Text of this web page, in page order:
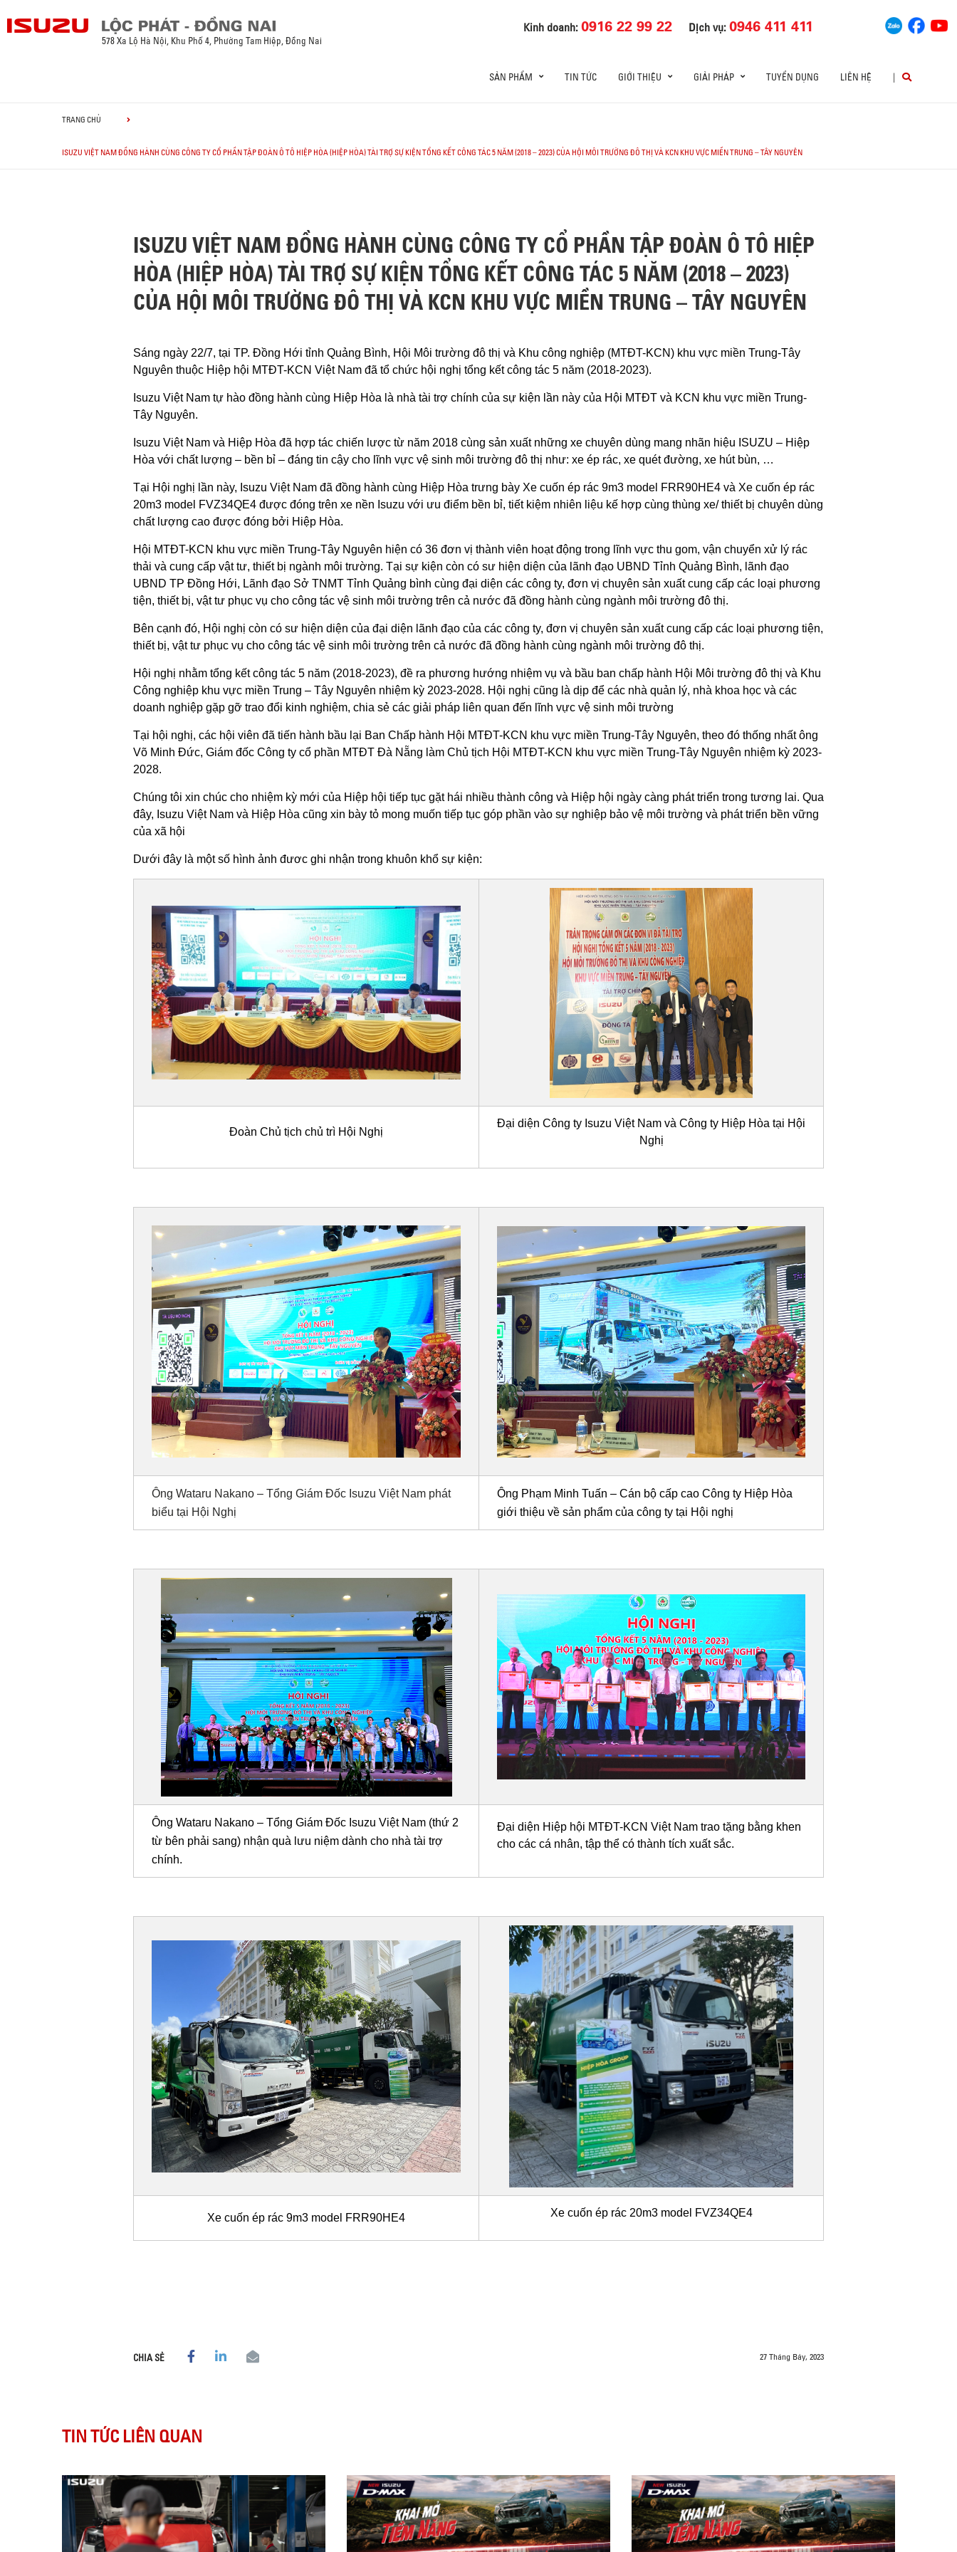
Kinh doanh:0916 22 99 22 Dịch vụ:0946 411 411
578 Xa Lộ Hà Nội, Khu Phố 4, Phường Tam Hiệp, Đồng Nai
SẢN PHẨM TIN TỨC GIỚI THIỆU GIẢI PHÁP TUYỂN DỤNG LIÊN HỆ |
TRANG CHỦ
ISUZU VIỆT NAM ĐỒNG HÀNH CÙNG CÔNG TY CỔ PHẦN TẬP ĐOÀN Ô TÔ HIỆP HÒA (HIỆP HÒA) TÀI TRỢ SỰ KIỆN TỔNG KẾT CÔNG TÁC 5 NĂM (2018 – 2023) CỦA HỘI MÔI TRƯỜNG ĐÔ THỊ VÀ KCN KHU VỰC MIỀN TRUNG – TÂY NGUYÊN
ISUZU VIỆT NAM ĐỒNG HÀNH CÙNG CÔNG TY CỔ PHẦN TẬP ĐOÀN Ô TÔ HIỆP
HÒA (HIỆP HÒA) TÀI TRỢ SỰ KIỆN TỔNG KẾT CÔNG TÁC 5 NĂM (2018 – 2023)
CỦA HỘI MÔI TRƯỜNG ĐÔ THỊ VÀ KCN KHU VỰC MIỀN TRUNG – TÂY NGUYÊN
Sáng ngày 22/7, tại TP. Đồng Hới tỉnh Quảng Bình, Hội Môi trường đô thị và Khu công nghiệp (MTĐT-KCN) khu vực miền Trung-Tây
Nguyên thuộc Hiệp hội MTĐT-KCN Việt Nam đã tổ chức hội nghị tổng kết công tác 5 năm (2018-2023).
Isuzu Việt Nam tự hào đồng hành cùng Hiệp Hòa là nhà tài trợ chính của sự kiện lần này của Hội MTĐT và KCN khu vực miền Trung-
Tây Nguyên.
Isuzu Việt Nam và Hiệp Hòa đã hợp tác chiến lược từ năm 2018 cùng sản xuất những xe chuyên dùng mang nhãn hiệu ISUZU – Hiệp
Hòa với chất lượng – bền bỉ – đáng tin cậy cho lĩnh vực vệ sinh môi trường đô thị như: xe ép rác, xe quét đường, xe hút bùn, …
Tại Hội nghị lần này, Isuzu Việt Nam đã đồng hành cùng Hiệp Hòa trưng bày Xe cuốn ép rác 9m3 model FRR90HE4 và Xe cuốn ép rác
20m3 model FVZ34QE4 được đóng trên xe nền Isuzu với ưu điểm bền bỉ, tiết kiệm nhiên liệu kế hợp cùng thùng xe/ thiết bị chuyên dùng
chất lượng cao được đóng bởi Hiệp Hòa.
Hội MTĐT-KCN khu vực miền Trung-Tây Nguyên hiện có 36 đơn vị thành viên hoạt động trong lĩnh vực thu gom, vận chuyển xử lý rác
thải và cung cấp vật tư, thiết bị ngành môi trường. Tại sự kiện còn có sư hiện diện của lãnh đạo UBND Tỉnh Quảng Bình, lãnh đạo
UBND TP Đồng Hới, Lãnh đạo Sở TNMT Tỉnh Quảng bình cùng đại diện các công ty, đơn vị chuyên sản xuất cung cấp các loại phương
tiện, thiết bị, vật tư phục vụ cho công tác vệ sinh môi trường trên cả nước đã đồng hành cùng ngành môi trường đô thị.
Bên cạnh đó, Hội nghị còn có sư hiện diện của đại diện lãnh đạo của các công ty, đơn vị chuyên sản xuất cung cấp các loại phương tiện,
thiết bị, vật tư phục vụ cho công tác vệ sinh môi trường trên cả nước đã đồng hành cùng ngành môi trường đô thị.
Hội nghị nhằm tổng kết công tác 5 năm (2018-2023), đề ra phương hướng nhiệm vụ và bầu ban chấp hành Hội Môi trường đô thị và Khu
Công nghiệp khu vực miền Trung – Tây Nguyên nhiệm kỳ 2023-2028. Hội nghị cũng là dịp để các nhà quản lý, nhà khoa học và các
doanh nghiệp gặp gỡ trao đổi kinh nghiệm, chia sẻ các giải pháp liên quan đến lĩnh vực vệ sinh môi trường
Tại hội nghị, các hội viên đã tiến hành bầu lại Ban Chấp hành Hội MTĐT-KCN khu vực miền Trung-Tây Nguyên, theo đó thống nhất ông
Võ Minh Đức, Giám đốc Công ty cổ phần MTĐT Đà Nẵng làm Chủ tịch Hội MTĐT-KCN khu vực miền Trung-Tây Nguyên nhiệm kỳ 2023-
2028.
Chúng tôi xin chúc cho nhiệm kỳ mới của Hiệp hội tiếp tục gặt hái nhiều thành công và Hiệp hội ngày càng phát triển trong tương lai. Qua
đây, Isuzu Việt Nam và Hiệp Hòa cũng xin bày tỏ mong muốn tiếp tục góp phần vào sự nghiệp bảo vệ môi trường và phát triển bền vững
của xã hội
Dưới đây là một số hình ảnh đươc ghi nhận trong khuôn khổ sự kiện:
Đoàn Chủ tịch chủ trì Hội Nghị
Đại diện Công ty Isuzu Việt Nam và Công ty Hiệp Hòa tại Hội
Nghị
Ông Wataru Nakano – Tổng Giám Đốc Isuzu Việt Nam phát
biểu tại Hội Nghị
Ông Phạm Minh Tuấn – Cán bộ cấp cao Công ty Hiệp Hòa
giới thiệu về sản phẩm của công ty tại Hội nghị
Ông Wataru Nakano – Tổng Giám Đốc Isuzu Việt Nam (thứ 2
từ bên phải sang) nhận quà lưu niệm dành cho nhà tài trợ
chính.
Đại diện Hiệp hội MTĐT-KCN Việt Nam trao tặng bằng khen
cho các cá nhân, tập thể có thành tích xuất sắc.
Xe cuốn ép rác 9m3 model FRR90HE4 Xe cuốn ép rác 20m3 model FVZ34QE4
CHIA SẺ 27 Tháng Bảy, 2023
TIN TỨC LIÊN QUAN